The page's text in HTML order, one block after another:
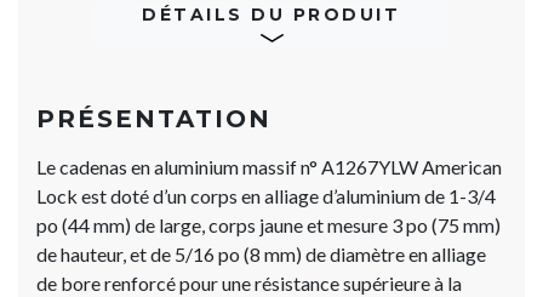
DÉTAILS DU PRODUIT
PRÉSENTATION
Le cadenas en aluminium massif n° A1267YLW American
Lock est doté d’un corps en alliage d’aluminium de 1-3/4
po (44 mm) de large, corps jaune et mesure 3 po (75 mm)
de hauteur, et de 5/16 po (8 mm) de diamètre en alliage
de bore renforcé pour une résistance supérieure à la